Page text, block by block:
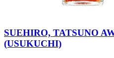
SUEHIRO, TATSUNO
(USUKUCHI)